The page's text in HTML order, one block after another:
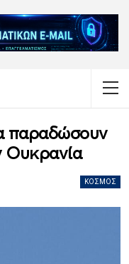
παραδώσουν
Ουκρανία
ΚΌΣΜΟΣ